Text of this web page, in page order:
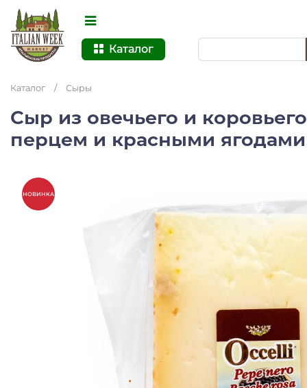
Каталог
Каталог / Сыры
Сыр из овечьего и
перцем и красными
НОВИНКА